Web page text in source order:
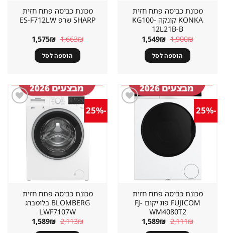
מכונת כביסה פתח חזית
KONKA קונקה KG100-
12L21B-B
1,900₪ המחיר
המקורי
היה:
1,900₪.
1,549₪ המחיר
הוספה לסל
מכונת כביסה פתח חזית
SHARP שרפ ES-F712LW
1,663₪ המחיר
המקורי
היה:
1,663₪.
1,575₪ המחיר
הוספה לסל
-25%
מכונת כביסה פתח חזית
FUJICOM פוג'יקום FJ-
WM4080T2
2,111₪ המחיר
המקורי
1,589₪ המחיר
-25%
מכונת כביסה פתח חזית
BLOMBERG בלומברג
LWF7107W
2,113₪ המחיר
המקורי
1,589₪ המחיר